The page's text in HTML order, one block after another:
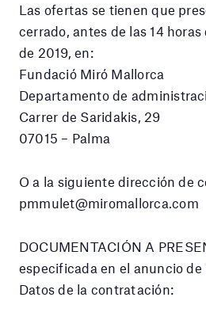
Las ofertas se tienen que
cerrado, antes de las 14
de 2019, en:
Fundació Miró Mallorca
Departamento de
Carrer de Saridakis, 29
07015 – Palma
O a la siguiente dirección de
pmmulet@miromallorca.com
DOCUMENTACIÓN A
especificada en el anuncio
Datos de la contratación: